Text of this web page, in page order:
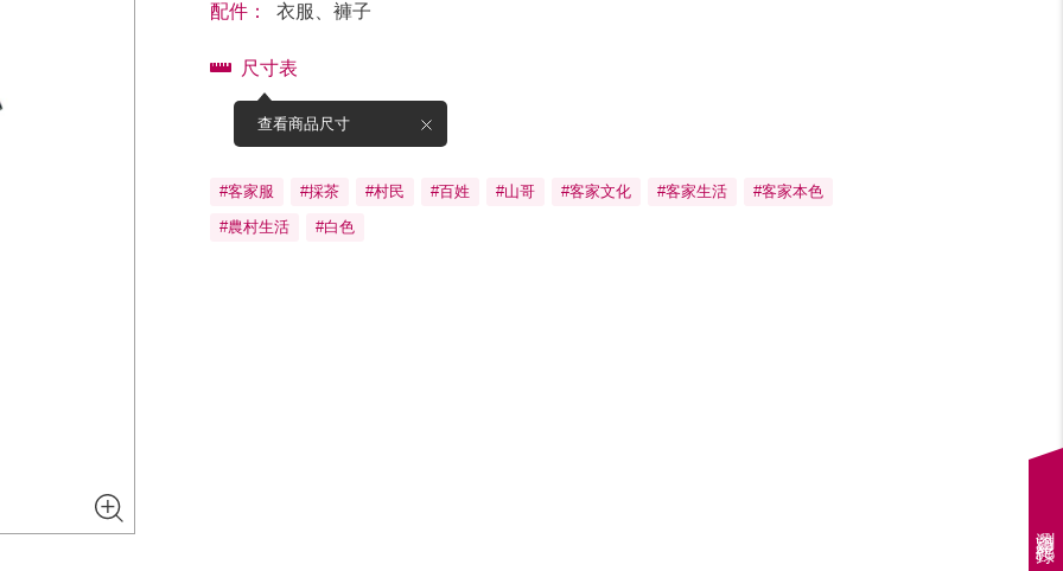
配件： 衣服、褲子
尺寸表
查看商品尺寸
#客家服 #採茶 #村民 #百姓 #山哥 #客家文化 #客家生活
#客家本色
#農村生活
#白色